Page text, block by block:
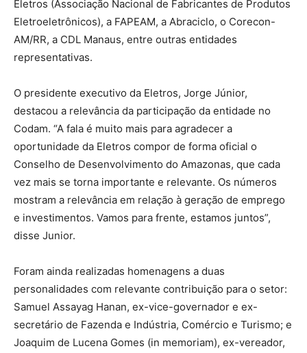
Eletros (Associação Nacional de Fabricantes de Produtos
Eletroeletrônicos), a FAPEAM, a Abraciclo, o Corecon-
AM/RR, a CDL Manaus, entre outras entidades
representativas.
O presidente executivo da Eletros, Jorge Júnior,
destacou a relevância da participação da entidade no
Codam. “A fala é muito mais para agradecer a
oportunidade da Eletros compor de forma oficial o
Conselho de Desenvolvimento do Amazonas, que cada
vez mais se torna importante e relevante. Os números
mostram a relevância em relação à geração de emprego
e investimentos. Vamos para frente, estamos juntos”,
disse Junior.
Foram ainda realizadas homenagens a duas
personalidades com relevante contribuição para o setor:
Samuel Assayag Hanan, ex-vice-governador e ex-
secretário de Fazenda e Indústria, Comércio e Turismo; e
Joaquim de Lucena Gomes (in memoriam), ex-vereador,